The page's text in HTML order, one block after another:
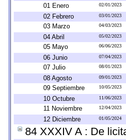
01 Enero 02/01/2023
02 Febrero 03/01/2023
03 Marzo 04/03/2023
04 Abril 05/02/2023
05 Mayo 06/06/2023
06 Junio 07/04/2023
07 Julio 08/01/2023
08 Agosto 09/01/2023
09 Septiembre 10/05/2023
10 Octubre 11/06/2023
11 Noviembre 12/04/2023
12 Diciembre 01/05/2024
84 XXXIV A : De